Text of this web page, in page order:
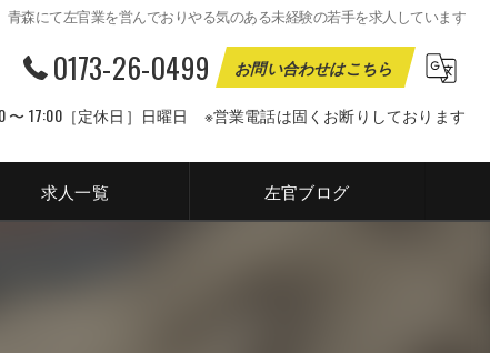
青森にて左官業を営んでおりやる気のある未経験の若手を求人しています
0173-26-0499 お問い合わせはこちら
〜 17:00［定休日］日曜日 ※営業電話は固くお断りしております
求人一覧 左官ブログ